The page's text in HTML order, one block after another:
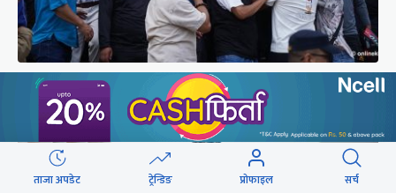
पर्वतारोही पुरबहादुर गुरुङको अन्त्येष्टि (तस्वीरहरू)
ताजा अपडेट ट्रेन्डिङ प्रोफाइल सर्च